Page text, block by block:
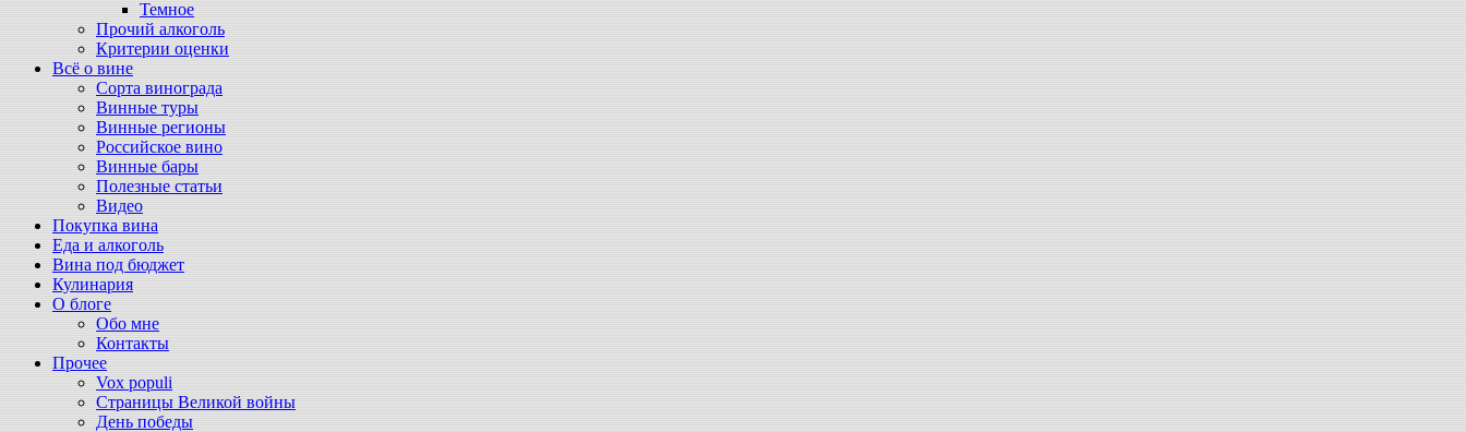
Темное
Прочий алкоголь
Критерии оценки
Всё о вине
Сорта винограда
Винные туры
Винные регионы
Российское вино
Винные бары
Полезные статьи
Видео
Покупка вина
Еда и алкоголь
Вина под бюджет
Кулинария
О блоге
Обо мне
Контакты
Прочее
Vox populi
Страницы Великой войны
День победы